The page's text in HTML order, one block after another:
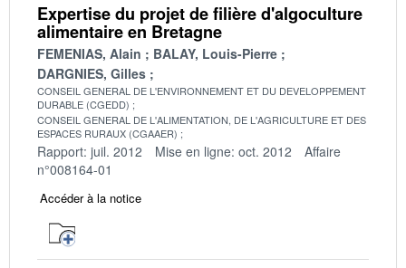
Expertise du projet de filière d'algoculture
alimentaire en Bretagne
FEMENIAS, Alain
BALAY, Louis-Pierre
DARGNIES, Gilles
CONSEIL GENERAL DE L'ENVIRONNEMENT ET DU DEVELOPPEMENT
DURABLE (CGEDD)
CONSEIL GENERAL DE L'ALIMENTATION, DE L'AGRICULTURE ET DES
ESPACES RURAUX (CGAAER)
Rapport: juil. 2012 Mise en ligne: oct. 2012
Affaire
n°008164-01
Accéder à la notice